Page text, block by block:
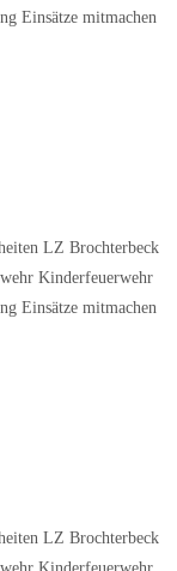
Einsätze mitmachen
LZ Brochterbeck
Kinderfeuerwehr
Einsätze mitmachen
LZ Brochterbeck